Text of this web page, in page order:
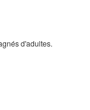
d'adultes.